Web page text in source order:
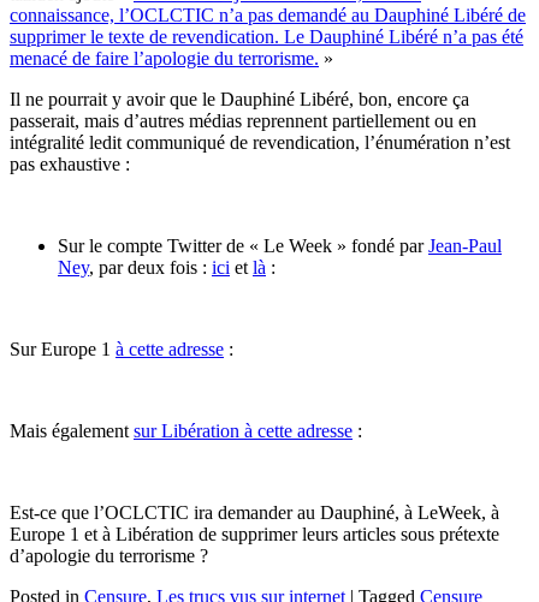
connaissance, l’OCLCTIC n’a pas demandé au Dauphiné Libéré de
supprimer le texte de revendication. Le Dauphiné Libéré n’a pas été
menacé de faire l’apologie du terrorisme. »
Il ne pourrait y avoir que le Dauphiné Libéré, bon, encore ça
passerait, mais d’autres médias reprennent partiellement ou en
intégralité ledit communiqué de revendication, l’énumération n’est
pas exhaustive :
Sur le compte Twitter de « Le Week » fondé parJean-Paul
Ney, par deux fois : ici et là :
Sur Europe 1 à cette adresse :
Mais également sur Libération à cette adresse :
Est-ce que l’OCLCTIC ira demander au Dauphiné, à LeWeek, à
Europe 1 et à Libération de supprimer leurs articles sous prétexte
d’apologie du terrorisme ?
Posted in Censure, Les trucs vus sur internet | Tagged Censure